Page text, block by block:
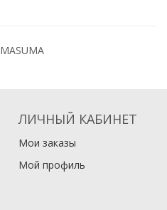
MASUMA
ЛИЧНЫЙ КАБИНЕТ
Мои заказы
Мой профиль